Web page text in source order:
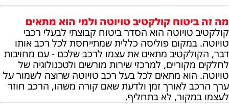
מה זה ביטוח קולקטיב טויוטה ולמי הוא מתאים
קולקטיב טויוטה הוא הסדר ביטוח קבוצתי לבעלי רכבי
טויוטה. במקום פוליסה כללית שמתייחסת לכל רכב אותו
דבר, הקולקטיב מתאים את עצמו לרכב שלכם - עם מחויבות
לחלקים מקוריים, למרכזי שירות מורשים ולטכנולוגיה של
טויוטה. הוא מתאים לכל בעל רכב טויוטה שרוצה לשמור על
ערך הרכב לאורך זמן ולדעת שאם קורה משהו, הרכב חוזר
לעצמו במקור, לא בתחליף.